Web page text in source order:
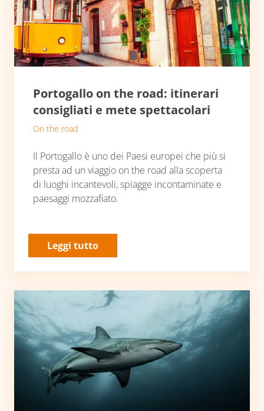
Portogallo on the road: itinerari
consigliati e mete spettacolari
On the road
Il Portogallo è uno dei Paesi europei che più si
presta ad un viaggio on the road alla scoperta
di luoghi incantevoli, spiagge incontaminate e
paesaggi mozzafiato.
Leggi tutto